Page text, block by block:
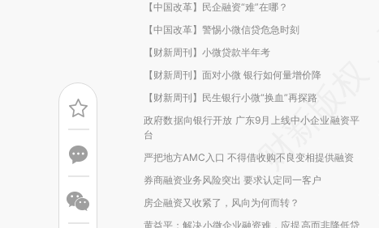
【中国改革】民企融资“难”在哪？
【中国改革】警惕小微信贷危急时刻
【财新周刊】小微贷款半年考
【财新周刊】面对小微 银行如何量增价降
【财新周刊】民生银行小微“换血”再探路
政府数据向银行开放 广东9月上线中小企业融资平
台
严把地方AMC入口 不得借收购不良变相提供融资
券商融资业务风险突出 要求认定同一客户
房企融资又收紧了，风向为何而转？
黄益平：解决小微企业融资难，应提高而非降低贷